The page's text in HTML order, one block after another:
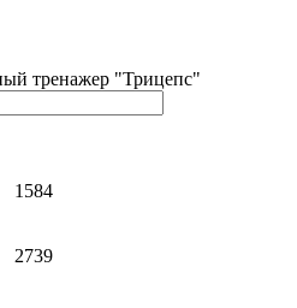
тренажер "Трицепс"
1584
2739